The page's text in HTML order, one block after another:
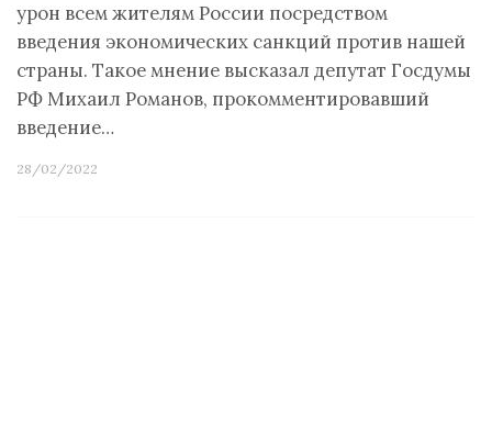
урон всем жителям России посредством
введения экономических санкций против нашей
страны. Такое мнение высказал депутат Госдумы
РФ Михаил Романов, прокомментировавший
введение…
28/02/2022